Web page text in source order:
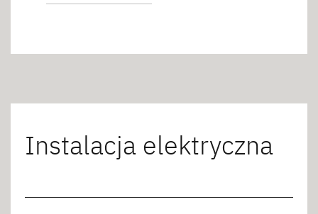
Instalacja elektryczna